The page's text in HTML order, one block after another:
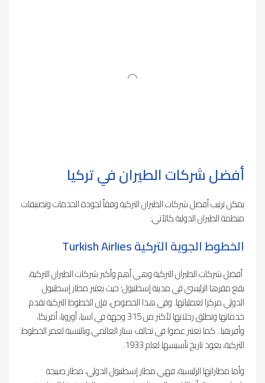
أفضل شركات الطيران في تركيا
يمكن ترتيب أفضل شركات الطيران التركية وفقاً لجودة الخدمات وتصنيفات
منظمة الطيران الدولية كالآتي:
الخطوط الجوية التركية Turkish Airlies
أفضل شركات الطيران التركية وهي أهم وأكبر شركات الطيران التركية،
يقع مقرها الرئيسي في مدينة إسطنبول؛ حيث يعتبر مطار إسطنبول
الدولي مركزا لعملياتها. وفي هذا الخصوص، فإن الخطوط التركية تقدم
خدماتها وتطلق رحلاتها لأكثر من 315 وجهة في آسيا، أوروبا، أمريكا،
وأفريقيا.. كما تعتبر عضوا في تحالف ستار العالمي.وبالنسبة لعمر الخطوط
التركية، يعود تاريخ تأسيسها لعام 1933.
وأما مطاراتها الرئيسية، فهي مطار إسطنبول الدولي، مطار صبيحة